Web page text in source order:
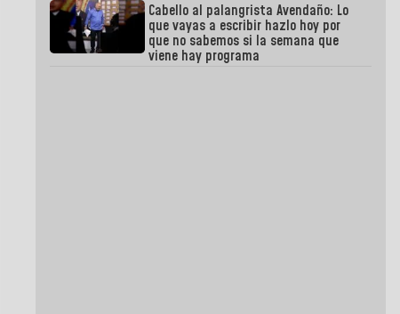
Cabello al palangrista Avendaño: Lo
que vayas a escribir hazlo hoy por
que no sabemos si la semana que
viene hay programa